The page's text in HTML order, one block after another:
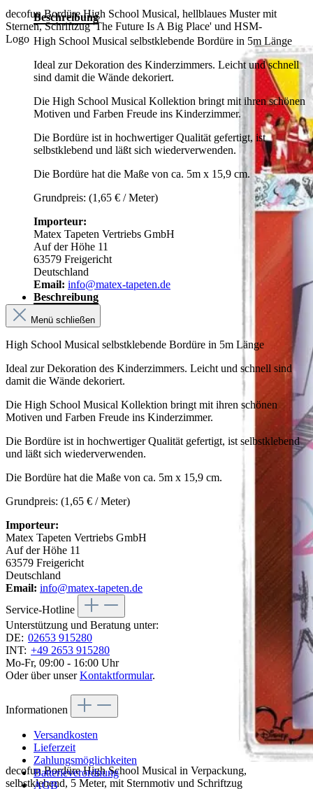
decofun Bordüre High School Musical, hellblaues Muster mit
Sternen, Schriftzug 'The Future Is A Big Place' und HSM-
Logo
decofun Bordüre High School Musical in Verpackung,
selbstklebend, 5 Meter, mit Sternmotiv und Schriftzug
Beschreibung
High School Musical selbstklebende Bordüre in 5m Länge
Ideal zur Dekoration des Kinderzimmers. Leicht und schnell
sind damit die Wände dekoriert.
Die High School Musical Kollektion bringt mit ihren schönen
Motiven und Farben Freude ins Kinderzimmer.
Die Bordüre ist in hochwertiger Qualität gefertigt, ist
selbstklebend und läßt sich wiederverwenden.
Die Bordüre hat die Maße von ca. 5m x 15,9 cm.
Grundpreis: (1,65 € / Meter)
Importeur:
Matex Tapeten Vertriebs GmbH
Auf der Höhe 11
63579 Freigericht
Deutschland
Email: info@matex-tapeten.de
Beschreibung
Menü schließen
High School Musical selbstklebende Bordüre in 5m Länge
Ideal zur Dekoration des Kinderzimmers. Leicht und schnell sind
damit die Wände dekoriert.
Die High School Musical Kollektion bringt mit ihren schönen
Motiven und Farben Freude ins Kinderzimmer.
Die Bordüre ist in hochwertiger Qualität gefertigt, ist selbstklebend
und läßt sich wiederverwenden.
Die Bordüre hat die Maße von ca. 5m x 15,9 cm.
Grundpreis: (1,65 € / Meter)
Importeur:
Matex Tapeten Vertriebs GmbH
Auf der Höhe 11
63579 Freigericht
Deutschland
Email: info@matex-tapeten.de
Service-Hotline
Unterstützung und Beratung unter:
DE: 02653 915280
INT: +49 2653 915280
Mo-Fr, 09:00 - 16:00 Uhr
Oder über unserKontaktformular.
Informationen
Versandkosten
Lieferzeit
Zahlungsmöglichkeiten
Batterieverordnung
AGB